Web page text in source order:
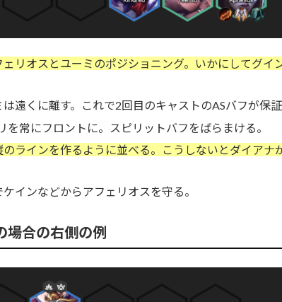
リオスとユーミのポジショニング。いかにしてグイ
遠くに離す。これで2回目のキャストのASバフが保証
を常にフロントに。スピリットバフをばらまける。
ラインを作るように並べる。こうしないとダイアナ
インなどからアフェリオスを守る。
場合の右側の例